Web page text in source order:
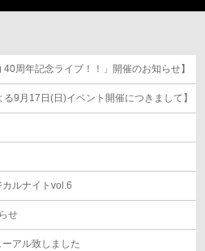
40周年記念ライブ！！」開催のお知らせ】
る9月17日(日)イベント開催につきまして】
ルナイトvol.6
せ
アル致しました